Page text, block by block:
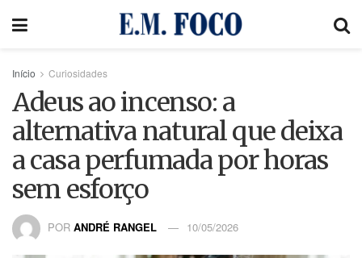
Início Curiosidades
Adeus ao incenso: a
alternativa natural que deixa
a casa perfumada por horas
sem esforço
POR ANDRÉ RANGEL 10/05/2026